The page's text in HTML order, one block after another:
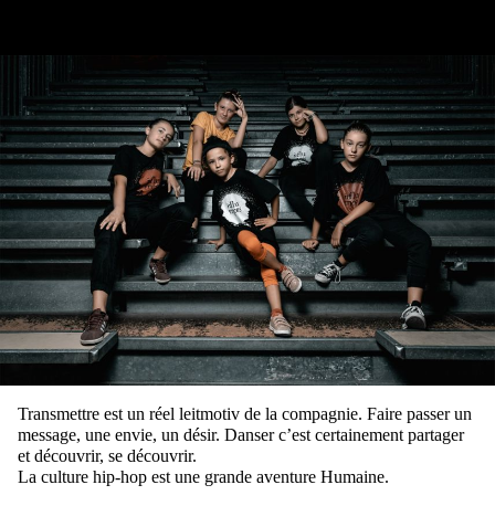
Transmettre est un réel leitmotiv de la compagnie. Faire passer un
message, une envie, un désir. Danser c’est certainement partager
et découvrir, se découvrir.
La culture hip-hop est une grande aventure Humaine.